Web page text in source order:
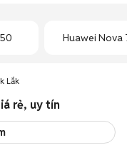
Huawei Nova
Lắk
rẻ, uy tín